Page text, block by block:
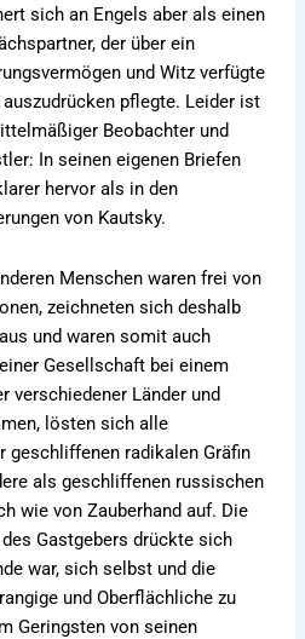
sich an Engels aber als einen
der über ein
und Witz verfügte
pflegte. Leider ist
Beobachter und
In seinen eigenen Briefen
hervor als in den
von Kautsky.
Menschen waren frei von
zeichneten sich deshalb
und waren somit auch
Gesellschaft bei einem
verschiedener Länder und
lösten sich alle
geschliffenen radikalen Gräfin
als geschliffenen russischen
wie von Zauberhand auf. Die
Gastgebers drückte sich
war, sich selbst und die
und Oberflächliche zu
Geringsten von seinen